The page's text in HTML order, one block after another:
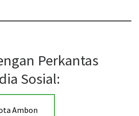
Perkantas
Sosial:
Ambon